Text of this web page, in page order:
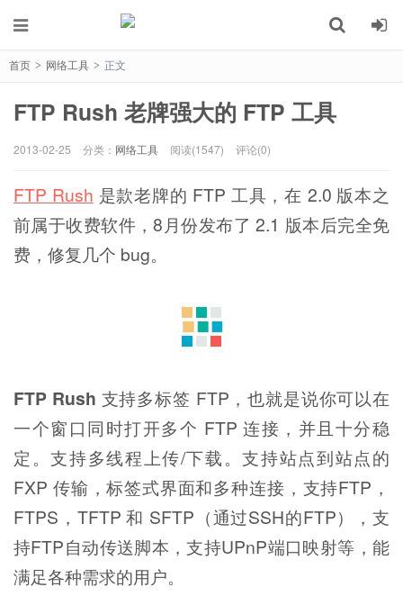
首页 > 网络工具 > 正文
FTP Rush 老牌强大的 FTP 工具
2013-02-25 分类： 网络工具 阅读(1547) 评论(0)
FTP Rush 是款老牌的 FTP 工具，在 2.0 版本之
前属于收费软件，8月份发布了 2.1 版本后完全免
费，修复几个 bug。
FTP Rush 支持多标签 FTP，也就是说你可以在
一个窗口同时打开多个 FTP 连接，并且十分稳
定。支持多线程上传/下载。支持站点到站点的
FXP 传输，标签式界面和多种连接，支持FTP，
FTPS，TFTP 和 SFTP（通过SSH的FTP），支
持FTP自动传送脚本，支持UPnP端口映射等，能
满足各种需求的用户。